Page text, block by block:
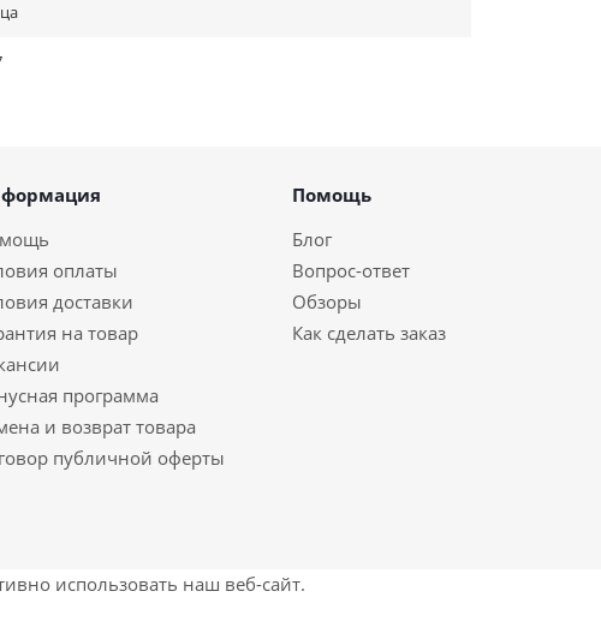
оплаты
доставки
на товар
программа
и возврат товара
публичной оферты
Помощь
Блог
Вопрос-ответ
Обзоры
Как сделать заказ
использовать наш веб-сайт.